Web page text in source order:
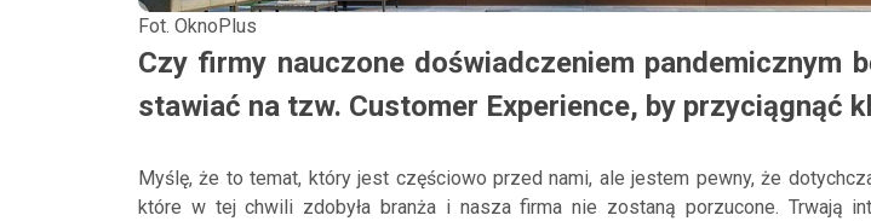
Fot. OknoPlus
Czy firmy nauczone doświadczeniem pandemicznym
stawiać na tzw. Customer Experience, by przyciągnąć
Myślę, że to temat, który jest częściowo przed nami, ale jestem pewny, że
które w tej chwili zdobyła branża i nasza firma nie zostaną porzucone. Trwają